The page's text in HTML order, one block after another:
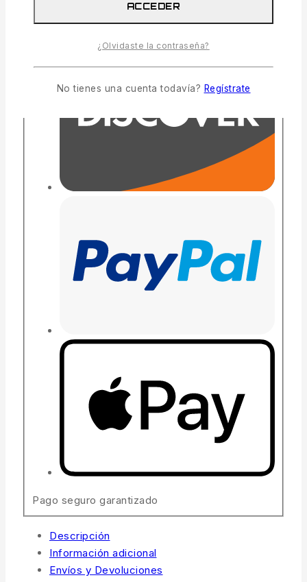
Pago seguro garantizado
Descripción
Información adicional
Envíos y Devoluciones
ACCEDER
¿Olvidaste la contraseña?
No tienes una cuenta todavía? Regístrate